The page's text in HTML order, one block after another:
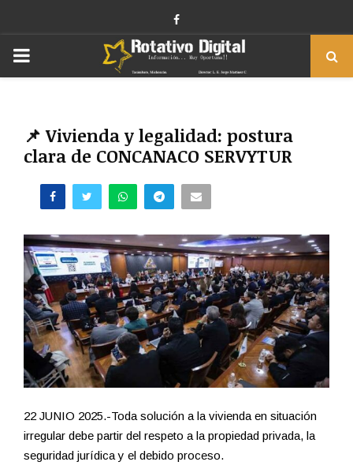
Facebook
PRIMARY
📌 Vivienda y legalidad: postura
clara de CONCANACO SERVYTUR
22 JUNIO 2025.-Toda solución a la vivienda en situación
irregular debe partir del respeto a la propiedad privada, la
seguridad jurídica y el debido proceso.